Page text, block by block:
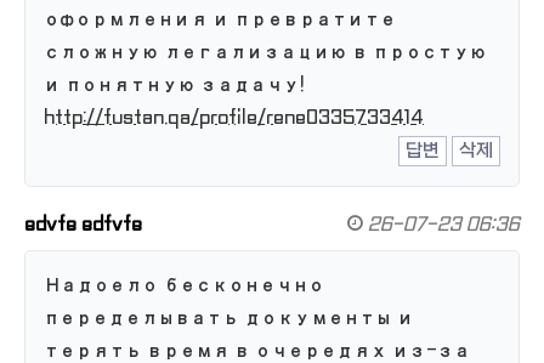
оформления и превратите
сложную легализацию в простую
и понятную задачу!
http://fustan.qa/profile/rene0335733414
답변
삭제
edvfe edfvfe 26-07-23 06:36
Надоело бесконечно
переделывать документы и
терять время в очередях из-за